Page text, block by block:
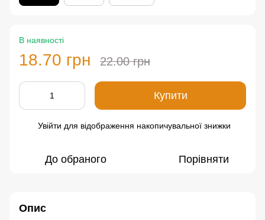
В наявності
18.70 грн 22.00 грн
Купити
Увійти для відображення накопичувальної знижки
До обраного Порівняти
Опис